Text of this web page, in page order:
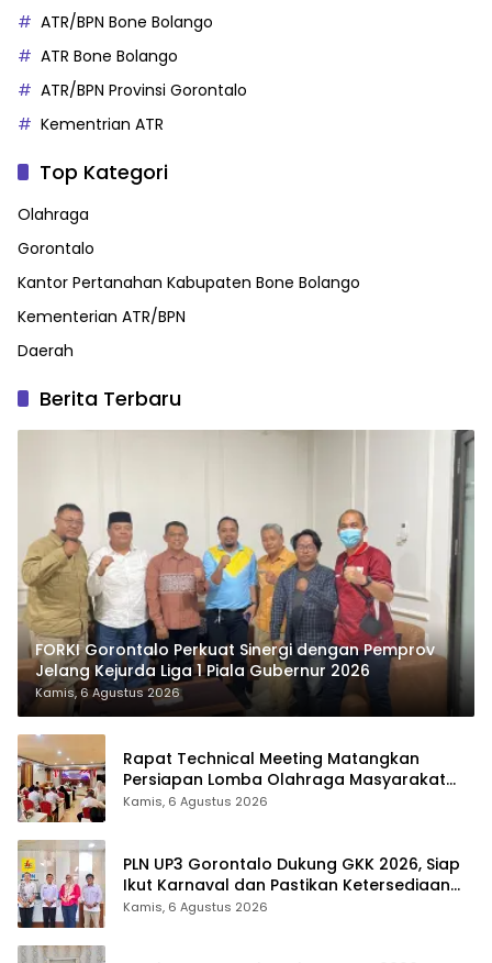
ATR/BPN Bone Bolango
ATR Bone Bolango
ATR/BPN Provinsi Gorontalo
Kementrian ATR
Top Kategori
Olahraga
Gorontalo
Kantor Pertanahan Kabupaten Bone Bolango
Kementerian ATR/BPN
Daerah
Berita Terbaru
FORKI Gorontalo Perkuat Sinergi dengan Pemprov
Jelang Kejurda Liga 1 Piala Gubernur 2026
Kamis, 6 Agustus 2026
Rapat Technical Meeting Matangkan
Persiapan Lomba Olahraga Masyarakat
Tingkat Provinsi Gorontalo
Kamis, 6 Agustus 2026
PLN UP3 Gorontalo Dukung GKK 2026, Siap
Ikut Karnaval dan Pastikan Ketersediaan
Listrik
Kamis, 6 Agustus 2026